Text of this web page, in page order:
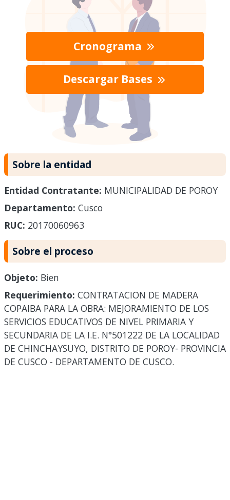
Cronograma
Descargar Bases
Sobre la entidad
Entidad Contratante: MUNICIPALIDAD DE POROY
Departamento: Cusco
RUC: 20170060963
Sobre el proceso
Objeto: Bien
Requerimiento: CONTRATACION DE MADERA
COPAIBA PARA LA OBRA: MEJORAMIENTO DE LOS
SERVICIOS EDUCATIVOS DE NIVEL PRIMARIA Y
SECUNDARIA DE LA I.E. N°501222 DE LA LOCALIDAD
DE CHINCHAYSUYO, DISTRITO DE POROY- PROVINCIA
DE CUSCO - DEPARTAMENTO DE CUSCO.